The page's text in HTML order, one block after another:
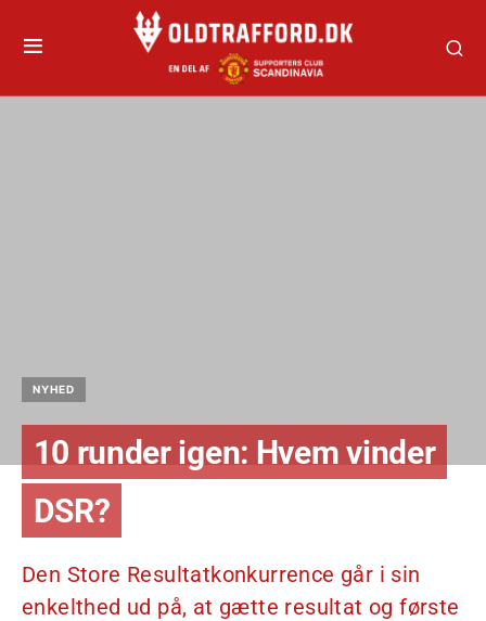
NYHED
10 runder igen: Hvem vinder
DSR?
Den Store Resultatkonkurrence går i sin
enkelthed ud på, at gætte resultat og første